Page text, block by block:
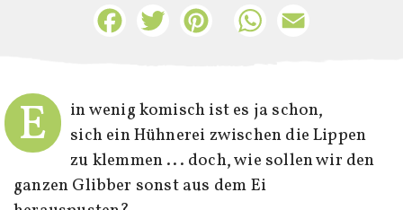
FacebookTwitter Pinterest WhatsApp
E
in wenig komisch ist es ja schon,
sich ein Hühnerei zwischen die Lippen
zu klemmen ... doch, wie sollen wir den
ganzen Glibber sonst aus dem Ei